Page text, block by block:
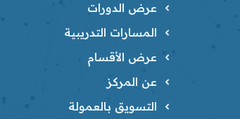
عرض الدورات
المسارات التدريبية
عرض الأقسام
عن المركز
التسويق بالعمولة